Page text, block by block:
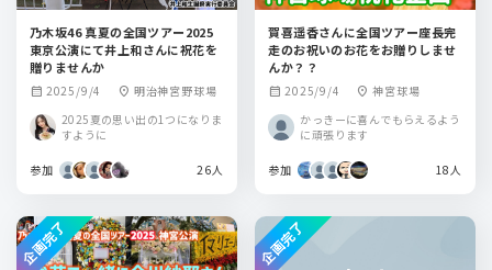
乃木坂46 真夏の全国ツアー2025
東京公演にて井上和さんに祝花を
贈りませんか
calendar_month 2025/9/4 location_on 明治神宮野球場
2025夏の思い出の1つになりま
すように
参加 26人
賀喜遥香さんに全国ツアー座長完
走のお祝いのお花をお贈りしませ
んか？？
calendar_month 2025/9/4 location_on 神宮球場
かっきーに喜んでもらえるよう
に頑張ります
参加 18人
企画完了 企画完了